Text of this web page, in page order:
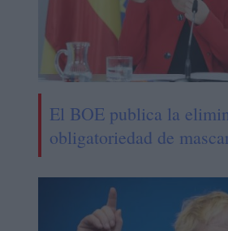
El BOE publica la
obligatoriedad de